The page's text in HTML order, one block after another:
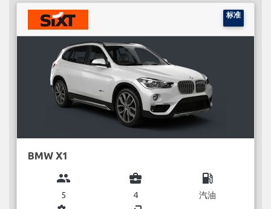
标准
BMW X1
group
5
business_center
4
local_gas_station
汽油